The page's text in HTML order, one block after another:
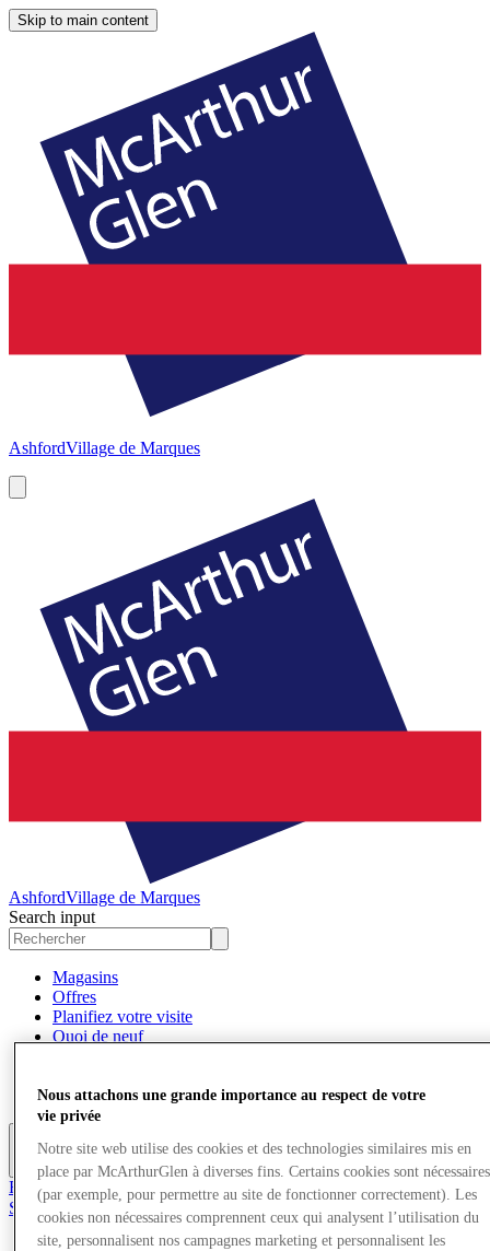
Skip to main content
AshfordVillage de Marques
AshfordVillage de Marques
Search input
Magasins
Offres
Planifiez votre visite
Quoi de neuf
Services
Plus
Rejoignez le club
Sauvé
fr
Nous attachons une grande importance au respect de votre
vie privée
Notre site web utilise des cookies et des technologies similaires mis en
place par McArthurGlen à diverses fins. Certains cookies sont nécessaires
(par exemple, pour permettre au site de fonctionner correctement). Les
cookies non nécessaires comprennent ceux qui analysent l’utilisation du
site, personnalisent nos campagnes marketing et personnalisent les